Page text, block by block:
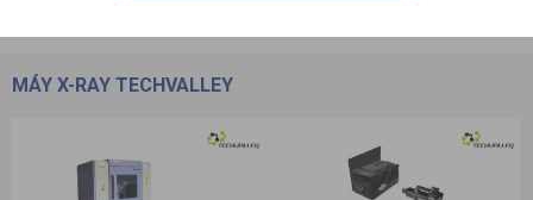
MÁY X-RAY TECHVALLEY